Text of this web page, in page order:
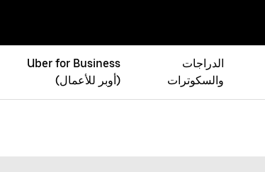
الدراجات
والسكوترات
Uber for Business
(أوبر للأعمال)